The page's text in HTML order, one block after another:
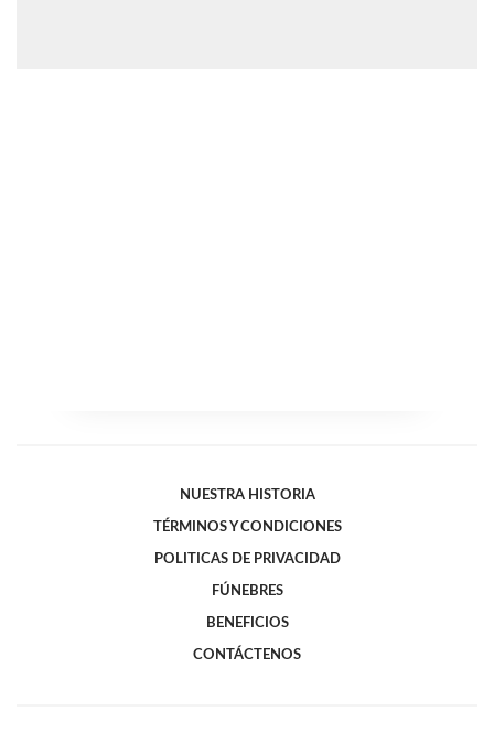
NUESTRA HISTORIA
TÉRMINOS Y CONDICIONES
POLITICAS DE PRIVACIDAD
FÚNEBRES
BENEFICIOS
CONTÁCTENOS